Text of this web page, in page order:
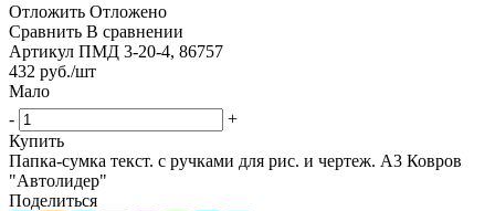
Отложить Отложено
Сравнить В сравнении
Артикул ПМД 3-20-4, 86757
432 руб./шт
Мало
-
+
Купить
Папка-сумка текст. с ручками для рис. и чертеж. А3 Ковров
"Автолидер"
Поделиться